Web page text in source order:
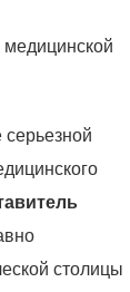
серьезной
столицы